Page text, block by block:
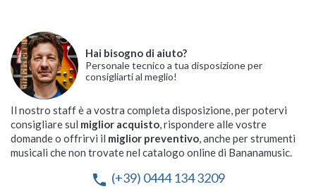
Hai bisogno di aiuto?
Personale tecnico a tua disposizione per
consigliarti al meglio!
Il nostro staff è a vostra completa disposizione, per potervi
consigliare sul miglior acquisto, rispondere alle vostre
domande o offrirvi il miglior preventivo, anche per strumenti
musicali che non trovate nel catalogo online di Bananamusic.
phone (+39) 0444 134 3209